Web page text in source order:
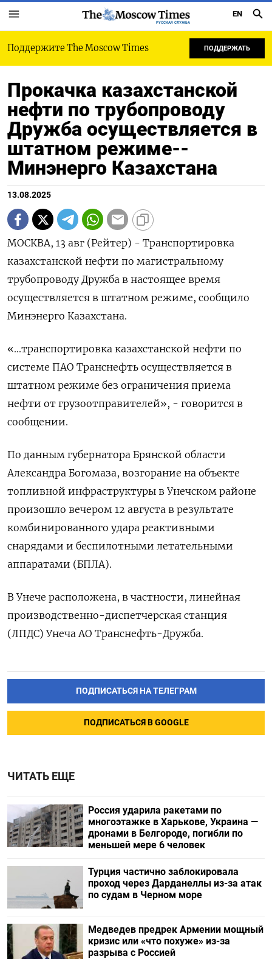
РУССКАЯ СЛУЖБА
EN
Поддержите The Moscow Times ПОДДЕРЖАТЬ
Прокачка казахстанской
нефти по трубопроводу
Дружба осуществляется в
штатном режиме--
Минэнерго Казахстана
13.08.2025
МОСКВА, 13 авг (Рейтер) - Транспортировка
казахстанской нефти по магистральному
трубопроводу Дружба в настоящее время
осуществляется в штатном режиме, сообщило
Минэнерго Казахстана.
«...транспортировка казахстанской нефти по
системе ПАО Транснефть осуществляется в
штатном режиме без ограничения приема
нефти от грузоотправителей», - говорится в
сообщении.
По данным губернатора Брянской области
Александра Богомаза, возгорание на объекте
топливной инфраструктуры в Унечском районе
произошло вечером 12 августа в результате
комбинированного удара реактивными
снарядами и беспилотными летательными
аппаратами (БПЛА).
В Унече расположена, в частности, линейная
производственно-диспетчерская станция
(ЛПДС) Унеча АО Транснефть-Дружба.
ПОДПИСАТЬСЯ НА ТЕЛЕГРАМ
ПОДПИСАТЬСЯ В GOOGLE
ЧИТАТЬ ЕЩЕ
Россия ударила ракетами по
многоэтажке в Харькове, Украина —
дронами в Белгороде, погибли по
меньшей мере 6 человек
Турция частично заблокировала
проход через Дарданеллы из-за атак
по судам в Черном море
Медведев предрек Армении мощный
кризис или «что похуже» из-за
разрыва с Россией